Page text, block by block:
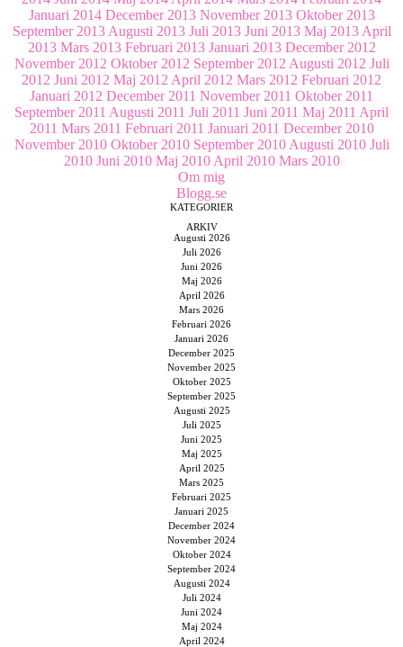
Januari 2014 December 2013 November 2013 Oktober 2013
September 2013 Augusti 2013 Juli 2013 Juni 2013 Maj 2013 April
2013 Mars 2013 Februari 2013 Januari 2013 December 2012
November 2012 Oktober 2012 September 2012 Augusti 2012 Juli
2012 Juni 2012 Maj 2012 April 2012 Mars 2012 Februari 2012
Januari 2012 December 2011 November 2011 Oktober 2011
September 2011 Augusti 2011 Juli 2011 Juni 2011 Maj 2011 April
2011 Mars 2011 Februari 2011 Januari 2011 December 2010
November 2010 Oktober 2010 September 2010 Augusti 2010 Juli
2010 Juni 2010 Maj 2010 April 2010 Mars 2010
Om mig
Blogg.se
KATEGORIER
ARKIV
Augusti 2026
Juli 2026
Juni 2026
Maj 2026
April 2026
Mars 2026
Februari 2026
Januari 2026
December 2025
November 2025
Oktober 2025
September 2025
Augusti 2025
Juli 2025
Juni 2025
Maj 2025
April 2025
Mars 2025
Februari 2025
Januari 2025
December 2024
November 2024
Oktober 2024
September 2024
Augusti 2024
Juli 2024
Juni 2024
Maj 2024
April 2024